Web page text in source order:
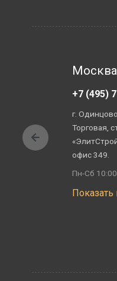
Москва
+7 (495)
г.
Торговая,
офис 349.
Пн-Сб
Показать